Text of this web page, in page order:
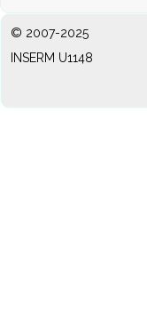
© 2007-2025
INSERM U1148